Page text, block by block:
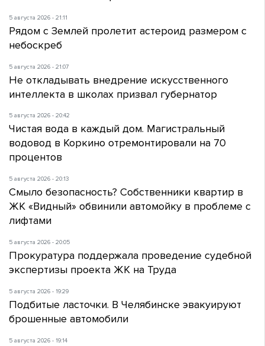
5 августа 2026 - 21:11
Рядом с Землей пролетит астероид размером с
небоскреб
5 августа 2026 - 21:07
Не откладывать внедрение искусственного
интеллекта в школах призвал губернатор
5 августа 2026 - 20:42
Чистая вода в каждый дом. Магистральный
водовод в Коркино отремонтировали на 70
процентов
5 августа 2026 - 20:13
Смыло безопасность? Собственники квартир в
ЖК «Видный» обвинили автомойку в проблеме с
лифтами
5 августа 2026 - 20:05
Прокуратура поддержала проведение судебной
экспертизы проекта ЖК на Труда
5 августа 2026 - 19:29
Подбитые ласточки. В Челябинске эвакуируют
брошенные автомобили
5 августа 2026 - 19:14